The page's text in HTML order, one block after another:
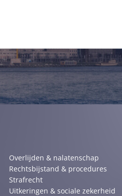
Overlijden & nalatenschap
Rechtsbijstand & procedures
Strafrecht
Uitkeringen & sociale zekerheid